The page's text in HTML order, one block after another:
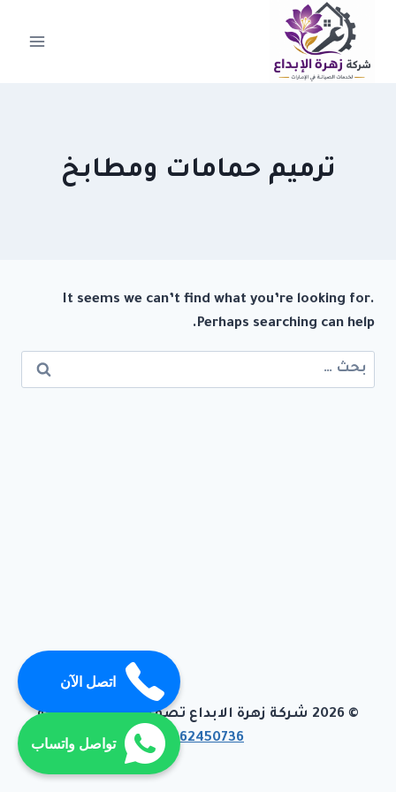
التجاوز
المحتوى
ترميم حمامات ومطابخ
It seems we can’t find what you’re looking for.
Perhaps searching can help.
البحث
عن:
© 2026 شركة زهرة الابداع تصميم وبرمجة تيفاجو
01062450736
اتصل الآن
تواصل واتساب